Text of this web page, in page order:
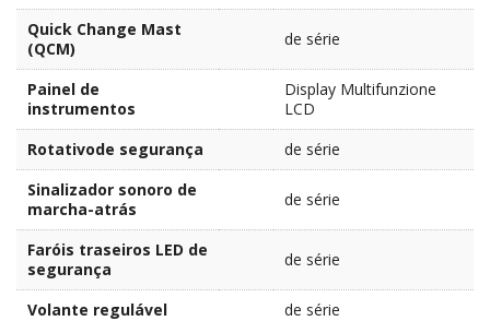
Quick Change Mast
(QCM)
de série
Painel de
instrumentos
Display Multifunzione
LCD
Rotativode segurança
de série
Sinalizador sonoro de
marcha-atrás
de série
Faróis traseiros LED de
segurança
de série
Volante regulável
de série